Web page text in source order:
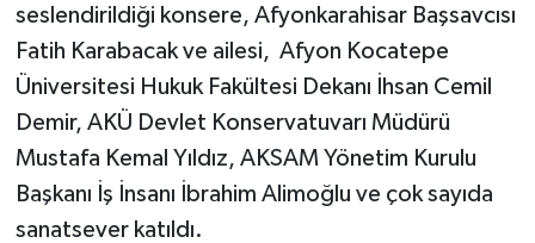
seslendirildiği konsere, Afyonkarahisar Başsavcısı
Fatih Karabacak ve ailesi, Afyon Kocatepe
Üniversitesi Hukuk Fakültesi Dekanı İhsan Cemil
Demir, AKÜ Devlet Konservatuvarı Müdürü
Mustafa Kemal Yıldız, AKSAM Yönetim Kurulu
Başkanı İş İnsanı İbrahim Alimoğlu ve çok sayıda
sanatsever katıldı.